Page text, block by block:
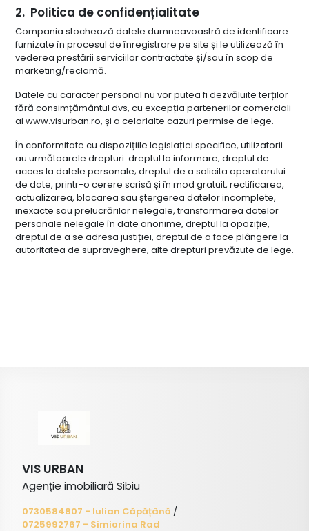
Politica de confidențialitate
Compania stochează datele dumneavoastră de identificare
furnizate în procesul de înregistrare pe site și le utilizează în
vederea prestării serviciilor contractate și/sau în scop de
marketing/reclamă.
Datele cu caracter personal nu vor putea fi dezvăluite terților
fără consimțământul dvs, cu excepția partenerilor comerciali
ai www.visurban.ro, și a celorlalte cazuri permise de lege.
În conformitate cu dispozițiile legislației specifice, utilizatorii
au următoarele drepturi: dreptul la informare; dreptul de
acces la datele personale; dreptul de a solicita operatorului
de date, printr-o cerere scrisă și în mod gratuit, rectificarea,
actualizarea, blocarea sau ștergerea datelor incomplete,
inexacte sau prelucrărilor nelegale, transformarea datelor
personale nelegale în date anonime, dreptul la opoziție,
dreptul de a se adresa justiției, dreptul de a face plângere la
autoritatea de supraveghere, alte drepturi prevăzute de lege.
VIS URBAN
Agenție imobiliară Sibiu
0730584807 - Iulian Căpățână /
0725992767 - Simiorina Rad